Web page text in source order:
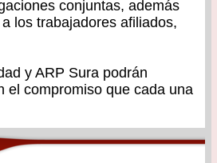
conjuntas, además
los trabajadores afiliados,
y ARP Sura podrán
el compromiso que cada una